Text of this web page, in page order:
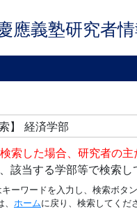
應義塾研究者
】 経済学部
索した場合、研究者の
該当する学部等で検索し
ーワードを入力し、検索ボタ
ホームに戻り、検索してくだ